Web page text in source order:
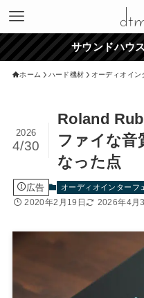
サウンドハウ
ホーム ハード機材 オーディオイン
Roland
ファイな音
なった点
2026
4/30
広告 オーディオインターフ
2020年2月19日 2026年4月